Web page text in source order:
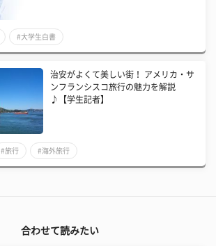
#大学生白書
治安がよくて美しい街！ アメリカ・サ
ンフランシスコ旅行の魅力を解説
♪【学生記者】
#旅行 #海外旅行
合わせて読みたい